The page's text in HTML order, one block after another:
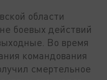
области
боевых действий
Во время
командования
смертельное